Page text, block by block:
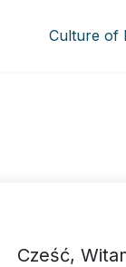
Culture of
Cześć,